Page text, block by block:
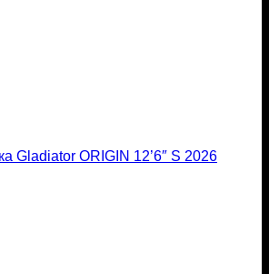
Gladiator ORIGIN 12’6″ S 2026